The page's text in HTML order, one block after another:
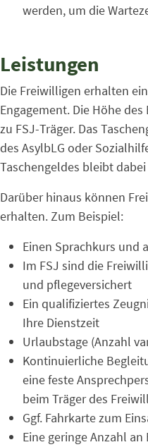
werden, um die
Leistungen
Die Freiwilligen erhalten
Engagement. Die Höhe
zu FSJ-Träger. Das
des AsylbLG oder
Taschengeldes bleibt
Darüber hinaus können
erhalten. Zum Beispiel:
Einen Sprachkurs und
Im FSJ sind die
und pflegeversichert
Ein qualifiziertes
Ihre Dienstzeit
Urlaubstage (Anzahl
Kontinuierliche
eine feste
beim Träger des
Ggf. Fahrkarte zum
Eine geringe Anzahl